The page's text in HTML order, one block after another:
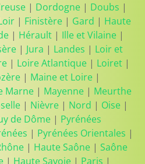
| Dordogne | Doubs |
| Finistère | Gard | Haute
| Hérault | Ille et Vilaine |
| Jura | Landes | Loir et
| Loire Atlantique | Loiret |
| Maine et Loire |
Marne | Mayenne | Meurthe
| Nièvre | Nord | Oise |
de Dôme | Pyrénées
| Pyrénées Orientales |
| Haute Saône | Saône
| Haute Savoie | Paris |